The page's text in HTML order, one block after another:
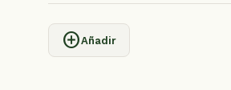
add_circleAñadir